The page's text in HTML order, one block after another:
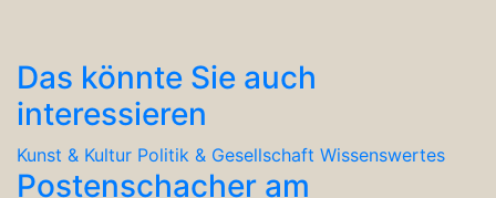
Das könnte Sie auch
interessieren
Kunst & Kultur Politik & Gesellschaft Wissenswertes
Postenschacher am